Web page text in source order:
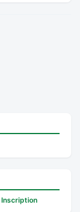
Inscription